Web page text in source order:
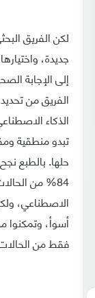
لكن الفريق
إلى الإجابة
الفريق من
الذكاء
تبدو منطقية
حلها. بالطبع
84% من
الاصطناعي،
فقط من الحالات